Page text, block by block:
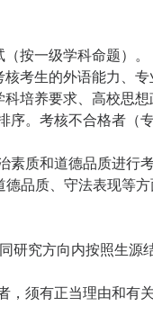
按一级学科命题）。
核考生的外语能力、
科培养要求、高校思
序。考核不合格者（
素质和道德品质进行
品质、守法表现等方
研究方向内按照生源
，须有正当理由和有